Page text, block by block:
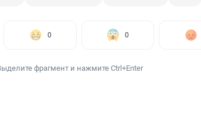
0 0
фрагмент и нажмите Ctrl+Enter